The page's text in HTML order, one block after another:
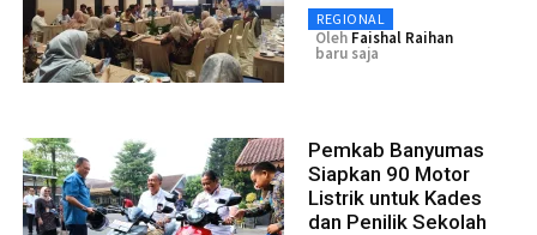
REGIONAL
Oleh Faishal Raihan
baru saja
Pemkab Banyumas
Siapkan 90 Motor
Listrik untuk Kades
dan Penilik Sekolah